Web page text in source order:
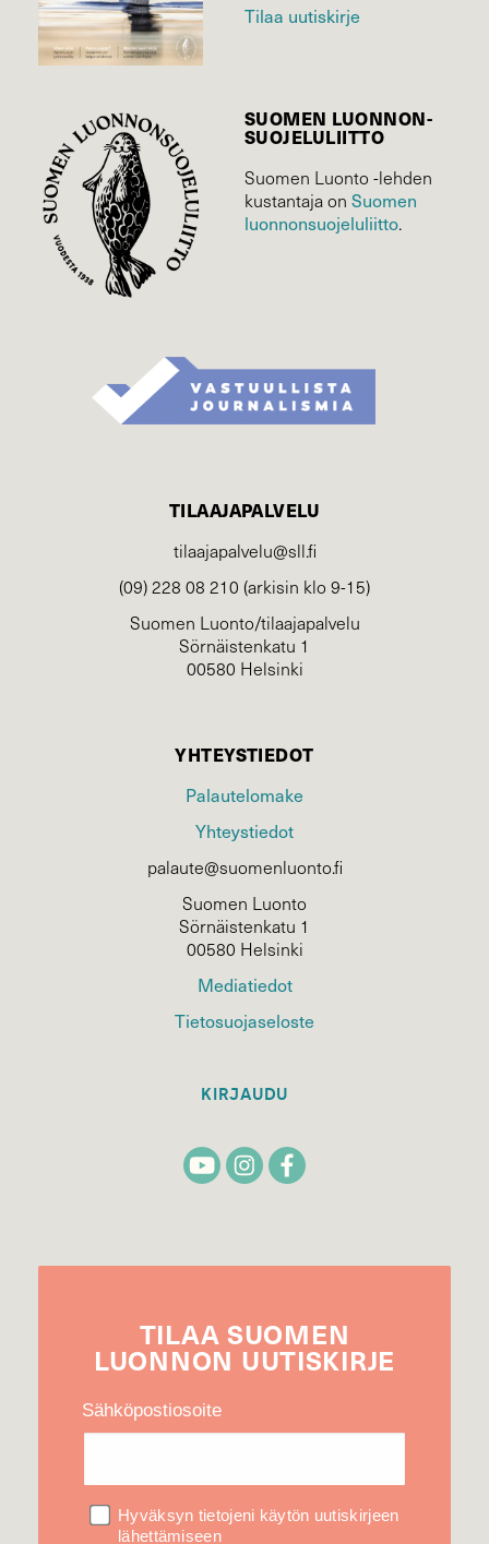
Tilaa uutiskirje
SUOMEN LUONNON­
SUOJELU­LIITTO
Suomen Luonto -lehden
kustantaja on Suomen
luonnonsuojelu­liitto.
TILAAJAPALVELU
tilaajapalvelu@sll.fi
(09) 228 08 210 (arkisin klo 9-15)
Suomen Luonto/tilaajapalvelu
Sörnäistenkatu 1
00580 Helsinki
YHTEYSTIEDOT
Palautelomake
Yhteystiedot
palaute@suomenluonto.fi
Suomen Luonto
Sörnäistenkatu 1
00580 Helsinki
Mediatiedot
Tietosuojaseloste
KIRJAUDU
TILAA SUOMEN
LUONNON UUTIS­KIRJE
Sähköpostiosoite
Hyväksyn tietojeni käytön uutiskirjeen
lähettämiseen